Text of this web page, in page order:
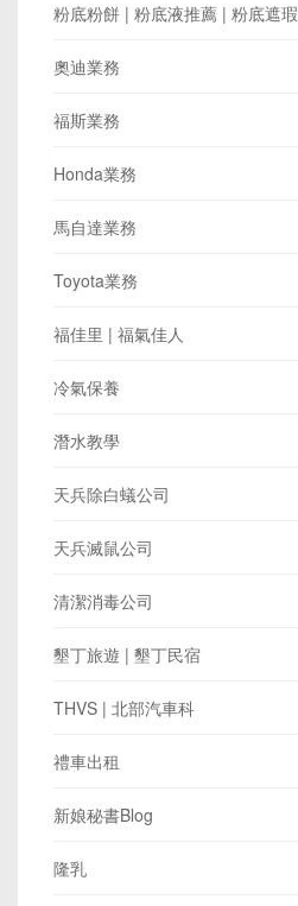
粉底粉餅 | 粉底液推薦 | 粉底遮瑕
奧迪業務
福斯業務
Honda業務
馬自達業務
Toyota業務
福佳里 | 福氣佳人
冷氣保養
潛水教學
天兵除白蟻公司
天兵滅鼠公司
清潔消毒公司
墾丁旅遊 | 墾丁民宿
THVS | 北部汽車科
禮車出租
新娘秘書Blog
隆乳